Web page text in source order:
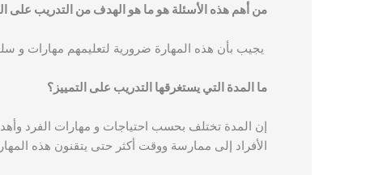
من أهم هذه الأسئلة هو ما هو الهدف من التدريب على
يجيب بأن هذه المهارة ضرورية لتعليمهم مهارات و
ما المدة التي يستغرقها التدريب على التمييز؟
إن المدة تختلف بحسب احتياجات و مهارات الفرد
الأفراد إلى ممارسة ووقت أكثر حتى يتقنون هذه